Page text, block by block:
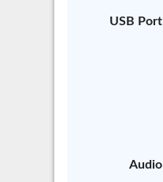
USB Port
Audio